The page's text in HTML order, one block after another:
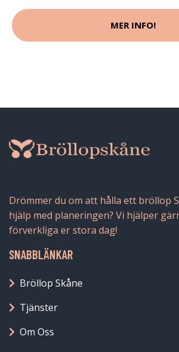
MER INFO!
Drömmer du om att hålla ett bröllop
hjälp med planeringen? Vi hjälper
förverkliga er stora dag!
SNABBLÄNKAR
Bröllop Skåne
Tjänster
Om Oss